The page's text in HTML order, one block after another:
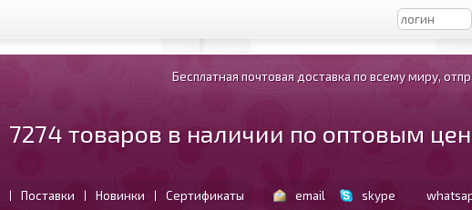
Бесплатная почтовая доставка по всему миру,
7274 товаров в наличии по оптовым
| Поставки | Новинки | Сертификаты email skype